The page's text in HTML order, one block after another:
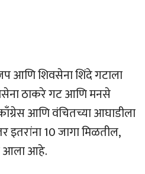
आणि शिवसेना शिंदे गटाला
ठाकरे गट आणि मनसे
आणि वंचितच्या आघाडीला
इतरांना 10 जागा मिळतील,
आला आहे.